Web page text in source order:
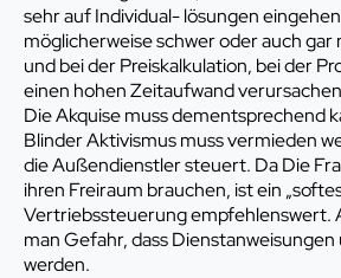
sehr auf Individual- lösungen
möglicherweise schwer oder auch
und bei der Preiskalkulation, bei der
einen hohen Zeitaufwand
Die Akquise muss dementsprechend
Blinder Aktivismus muss vermieden
die Außendienstler steuert. Da Die
ihren Freiraum brauchen, ist ein
Vertriebssteuerung empfehlenswert.
man Gefahr, dass
werden.